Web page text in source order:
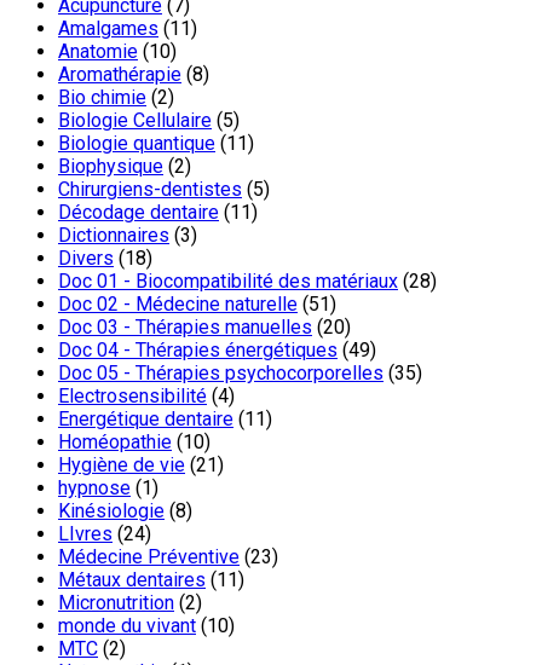
Acupuncture (7)
Amalgames (11)
Anatomie (10)
Aromathérapie (8)
Bio chimie (2)
Biologie Cellulaire (5)
Biologie quantique (11)
Biophysique (2)
Chirurgiens-dentistes (5)
Décodage dentaire (11)
Dictionnaires (3)
Divers (18)
Doc 01 - Biocompatibilité des matériaux (28)
Doc 02 - Médecine naturelle (51)
Doc 03 - Thérapies manuelles (20)
Doc 04 - Thérapies énergétiques (49)
Doc 05 - Thérapies psychocorporelles (35)
Electrosensibilité (4)
Energétique dentaire (11)
Homéopathie (10)
Hygiène de vie (21)
hypnose (1)
Kinésiologie (8)
LIvres (24)
Médecine Préventive (23)
Métaux dentaires (11)
Micronutrition (2)
monde du vivant (10)
MTC (2)